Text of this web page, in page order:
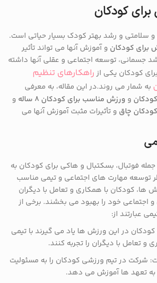
کودکان
و سلامتی و رشد بهتر کودک بسیار حیاتی است.
برای کودکان و آموزش آنها می تواند تأثیر
جسمانی، توسعه اجتماعی و عقلی آنها داشته
کودکان یکی از راهکارهای تنظیم
به شمار می روند.در این مقاله، به معرفی
و ورزش مناسب برای کودکان ۸ ساله
و
چاق و تأثیرات مثبت آموزش آنها می
فوتبال، بسکتبال و هاکی برای کودکان به
توسعه مهارت های اجتماعی و تیمی مناسب
ها، کودکان با همکاری و تعامل با دیگران
اجتماعی خود را بهبود می بخشند. برخی از
عبارتند از:
در این ورزش ها یاد می گیرند با تیمی
و تعامل با دیگران را تجربه کنند.
شرکت در تیم ورزشی کودکان را به مسئولیت
به تعهد ها آموزش می دهد.